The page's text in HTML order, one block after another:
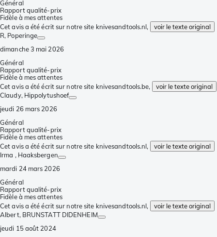
Général
Rapport qualité-prix
Fidèle à mes attentes
Cet avis a été écrit sur notre site knivesandtools.nl,
voir le texte original
R, Poperinge
dimanche 3 mai 2026
Général
Rapport qualité-prix
Fidèle à mes attentes
Cet avis a été écrit sur notre site knivesandtools.be,
voir le texte original
Claudy, Hippolytushoef
jeudi 26 mars 2026
Général
Rapport qualité-prix
Fidèle à mes attentes
Cet avis a été écrit sur notre site knivesandtools.nl,
voir le texte original
Irma , Haaksbergen
mardi 24 mars 2026
Général
Rapport qualité-prix
Fidèle à mes attentes
Cet avis a été écrit sur notre site knivesandtools.nl,
voir le texte original
Albert, BRUNSTATT DIDENHEIM
jeudi 15 août 2024